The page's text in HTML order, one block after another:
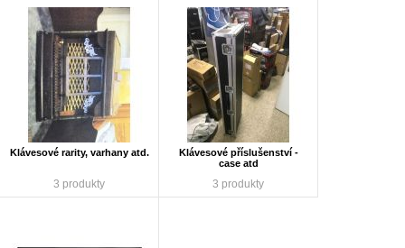
Klávesové rarity, varhany atd.
3 produkty
Klávesové příslušenství -
case atd
3 produkty